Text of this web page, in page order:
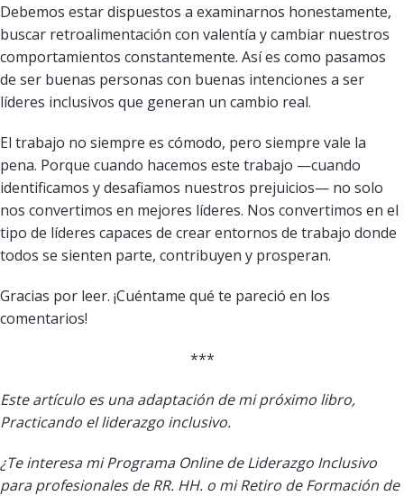
Debemos estar dispuestos a examinarnos honestamente,
buscar retroalimentación con valentía y cambiar nuestros
comportamientos constantemente. Así es como pasamos
de ser buenas personas con buenas intenciones a ser
líderes inclusivos que generan un cambio real.
El trabajo no siempre es cómodo, pero siempre vale la
pena. Porque cuando hacemos este trabajo —cuando
identificamos y desafiamos nuestros prejuicios— no solo
nos convertimos en mejores líderes. Nos convertimos en el
tipo de líderes capaces de crear entornos de trabajo donde
todos se sienten parte, contribuyen y prosperan.
Gracias por leer. ¡Cuéntame qué te pareció en los
comentarios!
***
Este artículo es una adaptación de mi próximo libro,
Practicando el liderazgo inclusivo.
¿Te interesa mi Programa Online de Liderazgo Inclusivo
para profesionales de RR. HH. o mi Retiro de Formación de